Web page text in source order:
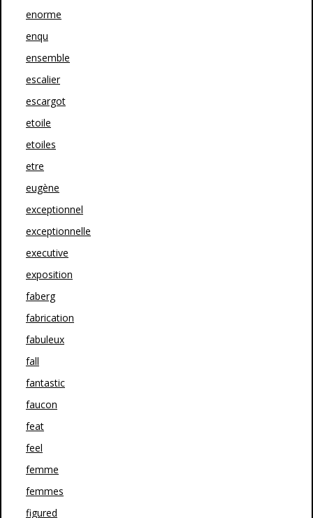
enorme
enqu
ensemble
escalier
escargot
etoile
etoiles
etre
eugène
exceptionnel
exceptionnelle
executive
exposition
faberg
fabrication
fabuleux
fall
fantastic
faucon
feat
feel
femme
femmes
figured